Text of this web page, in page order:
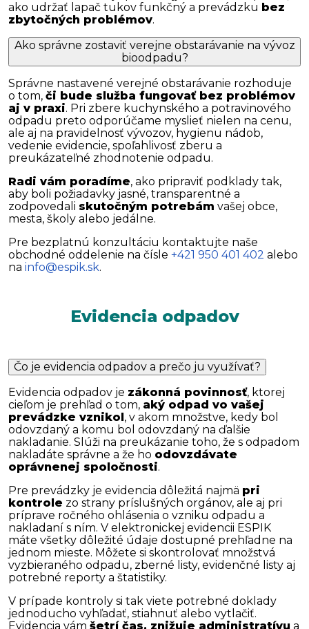
ako udržať lapač tukov funkčný a prevádzku bez
zbytočných problémov.
Ako správne zostaviť verejne obstarávanie na vývoz
bioodpadu?
Správne nastavené verejné obstarávanie rozhoduje
o tom, či bude služba fungovať bez problémov
aj v praxi. Pri zbere kuchynského a potravinového
odpadu preto odporúčame myslieť nielen na cenu,
ale aj na pravidelnosť vývozov, hygienu nádob,
vedenie evidencie, spoľahlivosť zberu a
preukázateľné zhodnotenie odpadu.
Radi vám poradíme, ako pripraviť podklady tak,
aby boli požiadavky jasné, transparentné a
zodpovedali skutočným potrebám vašej obce,
mesta, školy alebo jedálne.
Pre bezplatnú konzultáciu kontaktujte naše
obchodné oddelenie na čísle +421 950 401 402 alebo
na info@espik.sk.
Evidencia odpadov
Čo je evidencia odpadov a prečo ju využívať?
Evidencia odpadov je zákonná povinnosť, ktorej
cieľom je prehľad o tom, aký odpad vo vašej
prevádzke vznikol, v akom množstve, kedy bol
odovzdaný a komu bol odovzdaný na ďalšie
nakladanie. Slúži na preukázanie toho, že s odpadom
nakladáte správne a že ho odovzdávate
oprávnenej spoločnosti.
Pre prevádzky je evidencia dôležitá najmä pri
kontrole zo strany príslušných orgánov, ale aj pri
príprave ročného ohlásenia o vzniku odpadu a
nakladaní s ním. V elektronickej evidencii ESPIK
máte všetky dôležité údaje dostupné prehľadne na
jednom mieste. Môžete si skontrolovať množstvá
vyzbieraného odpadu, zberné listy, evidenčné listy aj
potrebné reporty a štatistiky.
V prípade kontroly si tak viete potrebné doklady
jednoducho vyhľadať, stiahnuť alebo vytlačiť.
Evidencia vám šetrí čas, znižuje administratívu a